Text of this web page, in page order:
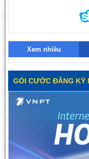
Xem nhiều
GÓI CƯỚC ĐĂNG KÝ